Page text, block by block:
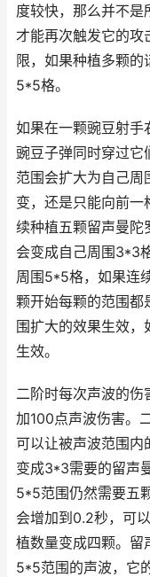
度较快，那么并不是
才能再次触发它的攻
限，如果种植多颗
5*5格。
如果在一颗豌豆射手
豌豆子弹同时穿过它
范围会扩大为自己
变，还是只能向前
续种植五颗留声曼陀
会变成自己周围3*3
周围5*5格，如果连
颗开始每颗的范围
围扩大的效果生效
生效。
二阶时每次声波的
加100点声波伤害。
可以让被声波范围内
变成3*3需要的留声
5*5范围仍然需要五
会增加到0.2秒，可
植数量变成四颗。留
5*5范围的声波，它